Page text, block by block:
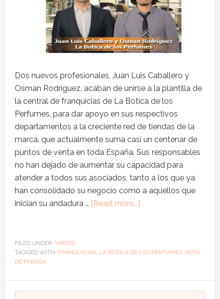
Dos nuevos profesionales, Juan Luis Caballero y
Osman Rodríguez, acaban de unirse a la plantilla de
la central de franquicias de La Botica de los
Perfumes, para dar apoyo en sus respectivos
departamentos a la creciente red de tiendas de la
marca, que actualmente suma casi un centenar de
puntos de venta en toda España. Sus responsables
no han dejado de aumentar su capacidad para
atender a todos sus asociados, tanto a los que ya
han consolidado su negocio como a aquellos que
inician su andadura … [Read more...]
FILED UNDER: VARIOS
TAGGED WITH: FRANQUICIAS, LA BOTICA DE LOS PERFUMES, NOTA
DE PRENSA